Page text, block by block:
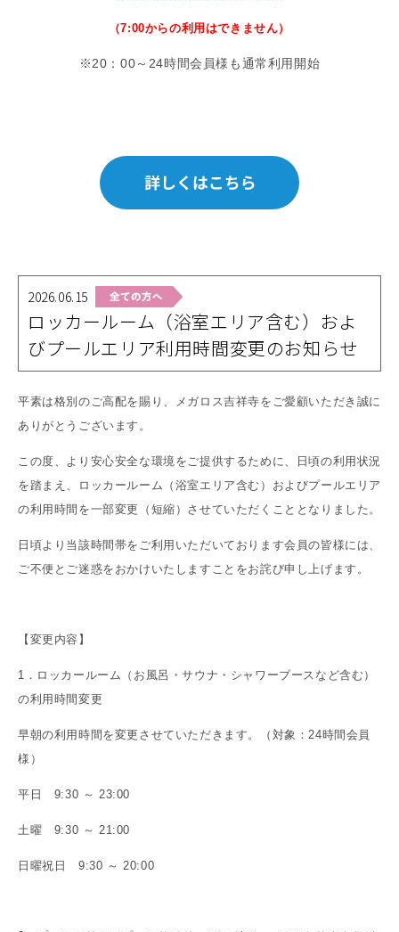
（7:00からの利用はできません）
※20：00～24時間会員様も通常利用開始
2026.06.15
ロッカールーム（浴室エリア含む）およ
びプールエリア利用時間変更のお知らせ
平素は格別のご高配を賜り、メガロス吉祥寺をご愛顧いただき誠に
ありがとうございます。
この度、より安心安全な環境をご提供するために、日頃の利用状況
を踏まえ、ロッカールーム（浴室エリア含む）およびプールエリア
の利用時間を一部変更（短縮）させていただくこととなりました。
日頃より当該時間帯をご利用いただいております会員の皆様には、
ご不便とご迷惑をおかけいたしますことをお詫び申し上げます。
【変更内容】
1．ロッカールーム（お風呂・サウナ・シャワーブースなど含む）
の利用時間変更
早朝の利用時間を変更させていただきます。（対象：24時間会員
様）
平日 9:30 ～ 23:00
土曜 9:30 ～ 21:00
日曜祝日 9:30 ～ 20:00